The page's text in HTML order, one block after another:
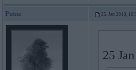
Putnz 25. Jan 2010,
25